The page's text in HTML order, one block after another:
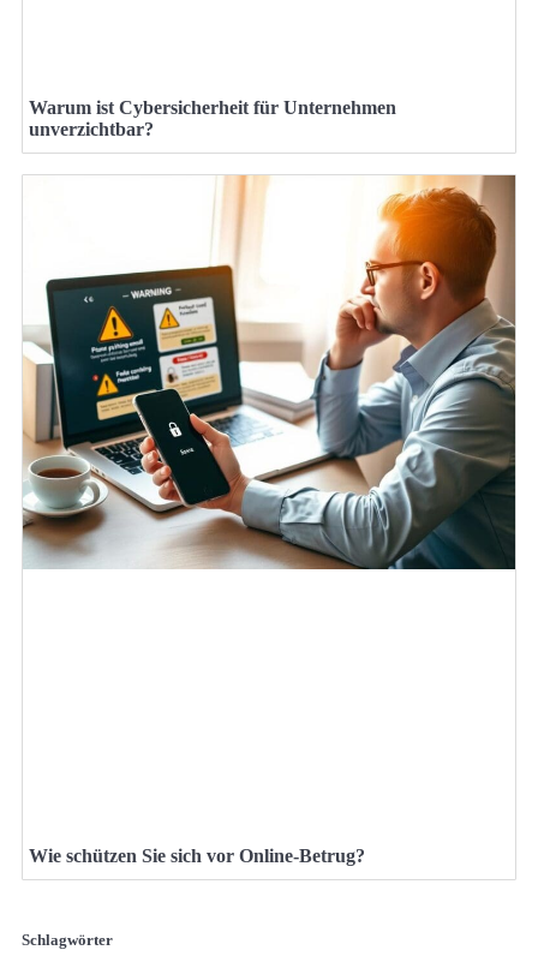
Warum ist Cybersicherheit für Unternehmen
unverzichtbar?
Wie schützen Sie sich vor Online-Betrug?
Schlagwörter